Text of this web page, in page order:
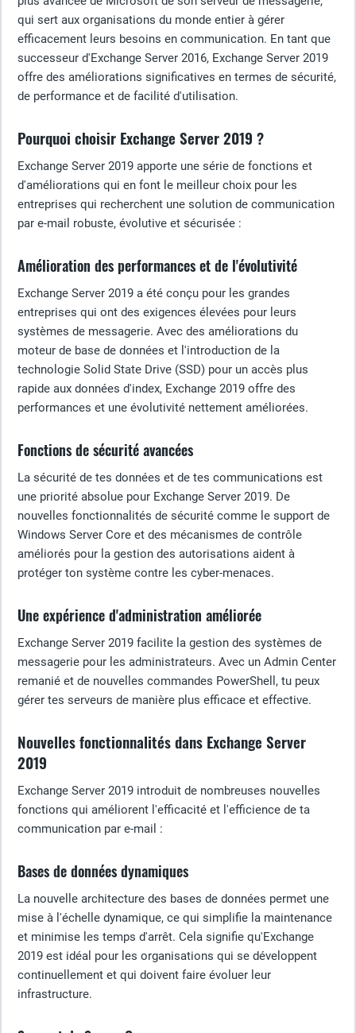
qui sert aux organisations du monde entier à gérer
efficacement leurs besoins en communication. En tant que
successeur d'Exchange Server 2016, Exchange Server 2019
offre des améliorations significatives en termes de sécurité,
de performance et de facilité d'utilisation.
Pourquoi choisir Exchange Server 2019 ?
Exchange Server 2019 apporte une série de fonctions et
d'améliorations qui en font le meilleur choix pour les
entreprises qui recherchent une solution de communication
par e-mail robuste, évolutive et sécurisée :
Amélioration des performances et de l'évolutivité
Exchange Server 2019 a été conçu pour les grandes
entreprises qui ont des exigences élevées pour leurs
systèmes de messagerie. Avec des améliorations du
moteur de base de données et l'introduction de la
technologie Solid State Drive (SSD) pour un accès plus
rapide aux données d'index, Exchange 2019 offre des
performances et une évolutivité nettement améliorées.
Fonctions de sécurité avancées
La sécurité de tes données et de tes communications est
une priorité absolue pour Exchange Server 2019. De
nouvelles fonctionnalités de sécurité comme le support de
Windows Server Core et des mécanismes de contrôle
améliorés pour la gestion des autorisations aident à
protéger ton système contre les cyber-menaces.
Une expérience d'administration améliorée
Exchange Server 2019 facilite la gestion des systèmes de
messagerie pour les administrateurs. Avec un Admin Center
remanié et de nouvelles commandes PowerShell, tu peux
gérer tes serveurs de manière plus efficace et effective.
Nouvelles fonctionnalités dans Exchange Server
2019
Exchange Server 2019 introduit de nombreuses nouvelles
fonctions qui améliorent l'efficacité et l'efficience de ta
communication par e-mail :
Bases de données dynamiques
La nouvelle architecture des bases de données permet une
mise à l'échelle dynamique, ce qui simplifie la maintenance
et minimise les temps d'arrêt. Cela signifie qu'Exchange
2019 est idéal pour les organisations qui se développent
continuellement et qui doivent faire évoluer leur
infrastructure.